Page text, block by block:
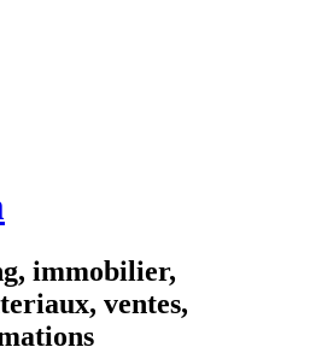
immobilier,
ventes,